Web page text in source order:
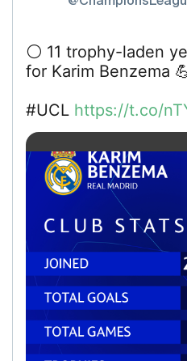
⚪️ 11 trophy-laden
for Karim Benzema
#UCL https://t.co/